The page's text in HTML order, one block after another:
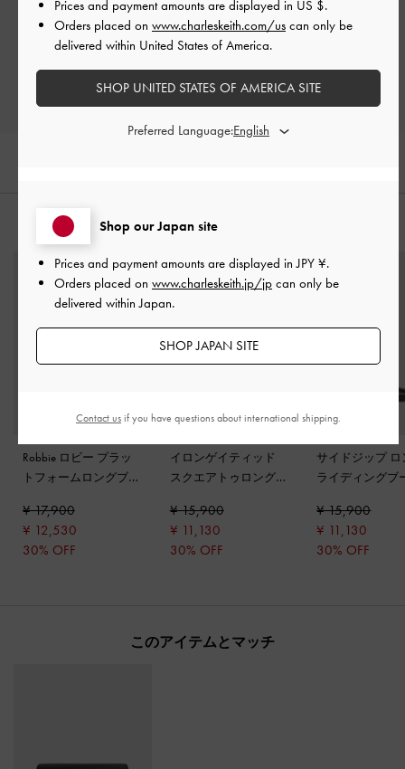
Let us know what you think
レビューを書く
おすすめのアイテム
Robbie ロビー プラッ
トフォームロングブー
¥ 17,900
¥ 12,530
30% OFF
イロンゲイティッド
スクエアトゥロングブ
ト
¥ 15,900
¥ 11,130
30% OFF
サイドジップ ロ
ライディングブ
¥ 15,900
¥ 11,130
30% OFF
このアイテムとマッチ
Shop our Japan site
Prices and payment amounts are displayed inJPY ¥.
Orders placed on www.charleskeith.jp/jp can only be
delivered within Japan.
SHOP JAPAN SITE
Prices and payment amounts are displayed in US $.
Orders placed on www.charleskeith.com/us can only be
delivered within United States of America.
SHOP UNITED STATES OF AMERICA SITE
Preferred Language:
Contact usif you have questions about international shipping.